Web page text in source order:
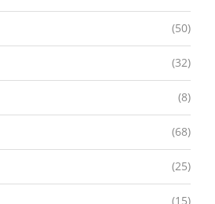
(50)
(32)
(8)
(68)
(25)
(15)